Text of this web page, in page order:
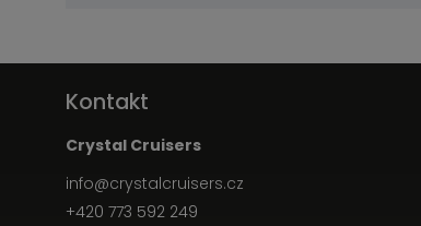
Kontakt
Crystal Cruisers
info@crystalcruisers.cz
+420 773 592 249